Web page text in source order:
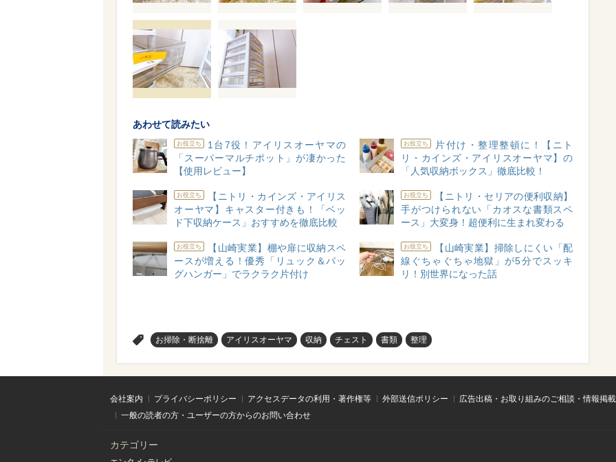
あわせて読みたい
お役立ち
1台7役！アイリスオーヤマの
「スーパーマルチポット」が凄かった
【使用レビュー】
お役立ち
片付け・整理整頓に！【ニト
リ・カインズ・アイリスオーヤマ】の
「人気収納ボックス」徹底比較！
お役立ち
【ニトリ・カインズ・アイリス
オーヤマ】キャスター付きも！「ベッ
ド下収納ケース」おすすめを徹底比較
お役立ち
【ニトリ・セリアの便利収納】
手がつけられない「カオスな書類スペ
ース」大変身！超便利に生まれ変わる
お役立ち
【山崎実業】棚や扉に収納スペ
ースが増える！優秀「リュック＆バッ
グハンガー」でラクラク片付け
お役立ち
【山崎実業】掃除しにくい「配
線ぐちゃぐちゃ地獄」が5分でスッキ
リ！別世界になった話
お掃除・断捨離 アイリスオーヤマ 収納 チェスト 書類 整理
会社案内 プライバシーポリシー アクセスデータの利用・著作権等 外部送信ポリシー
広告出稿・お取り組みのご相談・情報掲
一般の読者の方・ユーザーの方からのお問い合わせ
カテゴリー